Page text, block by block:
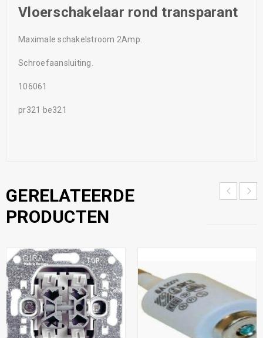
Vloerschakelaar rond transparant
Maximale schakelstroom 2Amp.
Schroefaansluiting.
106061
pr321 be321
GERELATEERDE
PRODUCTEN